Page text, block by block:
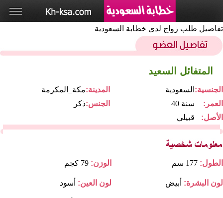
تفاصيل طلب زواج لدى خطابة السعودية
المتفائل السعيد
مكة_المكرمةالمدينة: السعودية الجنسية:
ذكرالجنس: 40 سنة
العمر:
قبيلي
الأصل:
الوزن: 79 كجم الطول: 177 سم
لون العين: أسود لون البشرة: أبيض